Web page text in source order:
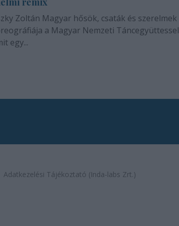
Zoltán Magyar hősök, csaták és szerelmek
a Magyar Nemzeti Táncegyüttessel
egy...
Adatkezelési Tájékoztató (Inda-labs Zrt.)